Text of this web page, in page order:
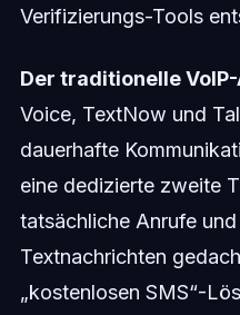
Verifizierungs-Tools
Der traditionelle
Voice, TextNow und
dauerhafte
eine dedizierte zweite
tatsächliche Anrufe
Textnachrichten
„kostenlosen SMS“-